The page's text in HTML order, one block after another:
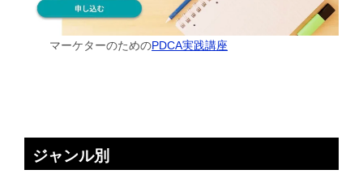
マーケターのためのPDCA実践講座
ジャンル別